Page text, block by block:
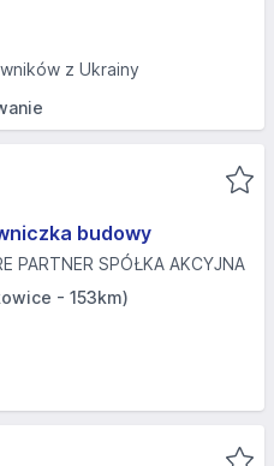
z Ukrainy
budowy
PARTNER SPÓŁKA AKCYJNA
- 153km)